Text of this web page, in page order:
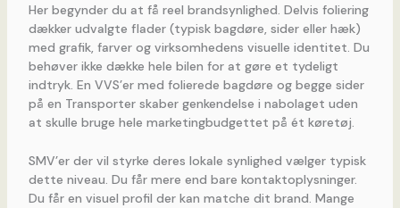
Her begynder du at få reel brandsynlighed. Delvis foliering
dækker udvalgte flader (typisk bagdøre, sider eller hæk)
med grafik, farver og virksomhedens visuelle identitet. Du
behøver ikke dække hele bilen for at gøre et tydeligt
indtryk. En VVS’er med folierede bagdøre og begge sider
på en Transporter skaber genkendelse i nabolaget uden
at skulle bruge hele marketingbudgettet på ét køretøj.
SMV’er der vil styrke deres lokale synlighed vælger typisk
dette niveau. Du får mere end bare kontaktoplysninger.
Du får en visuel profil der kan matche dit brand. Mange